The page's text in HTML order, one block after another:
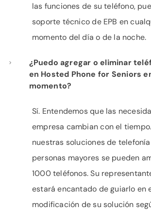
las funciones de su teléfono,
soporte técnico de EPB en
momento del día o de la noche.
¿Puedo agregar o eliminar
en Hosted Phone for Seniors
momento?
Sí. Entendemos que las
empresa cambian con el
nuestras soluciones de
personas mayores se pueden
1000 teléfonos. Su
estará encantado de guiarlo en
modificación de su solución